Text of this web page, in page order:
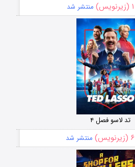
۱ (زیرنویس) منتشر شد
تد لاسو فصل ۴
۶ (زیرنویس) منتشر شد